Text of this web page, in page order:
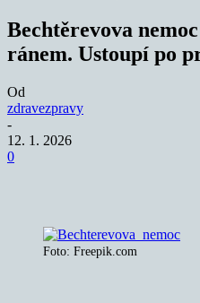
Bechtěrevova
ránem. Ustoupí po
Od
zdravezpravy
-
12. 1. 2026
0
Foto: Freepik.com